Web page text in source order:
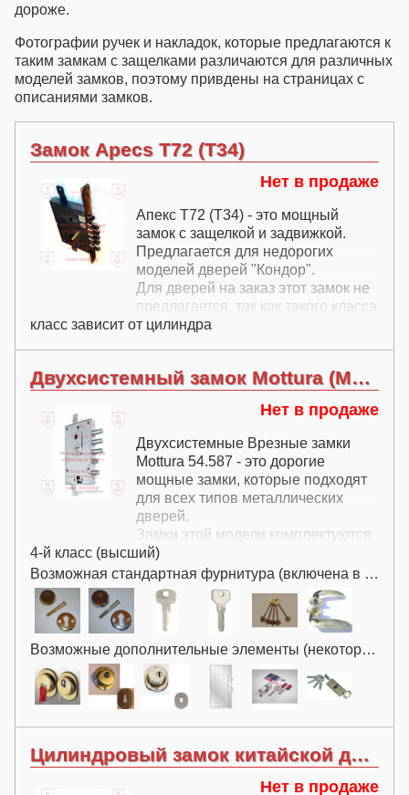
дороже.
Фотографии ручек и накладок, которые предлагаются к
таким замкам с защелками различаются для различных
моделей замков, поэтому привдены на страницах с
описаниями замков.
Замок Apecs T72 (Т34)
Нет в продаже
Апекс Т72 (Т34) - это мощный
замок с защелкой и задвижкой.
Предлагается для недорогих
моделей дверей "Кондор".
Для дверей на заказ этот замок не
предлагается, так как такого класса
достаточно отечественных
класс зависит от цилиндра
Двухсистемный замок Mottura (Моттура) 54.587
Нет в продаже
Двухсистемные Врезные замки
Mottura 54.587 - это дорогие
мощные замки, которые подходят
для всех типов металлических
дверей.
Замки этой модели комплектуются
защелкой.
Двухсистемный замок Mottura
54.587, как и все двухсистемные
замки, состоит из двух замков и
комплектуется 5+5 ключами - 5 шт.
от цилиндровой части + 5 шт. от
сувальдной части.
4-й класс (высший)
Возможная стандартная фурнитура (включена в цену):
Возможные дополнительные элементы (некоторые за дополнительную плату):
Цилиндровый замок китайской двери с ручкой
Нет в продаже